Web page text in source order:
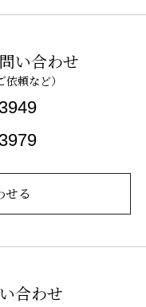
い合わせ
せる
合わせ